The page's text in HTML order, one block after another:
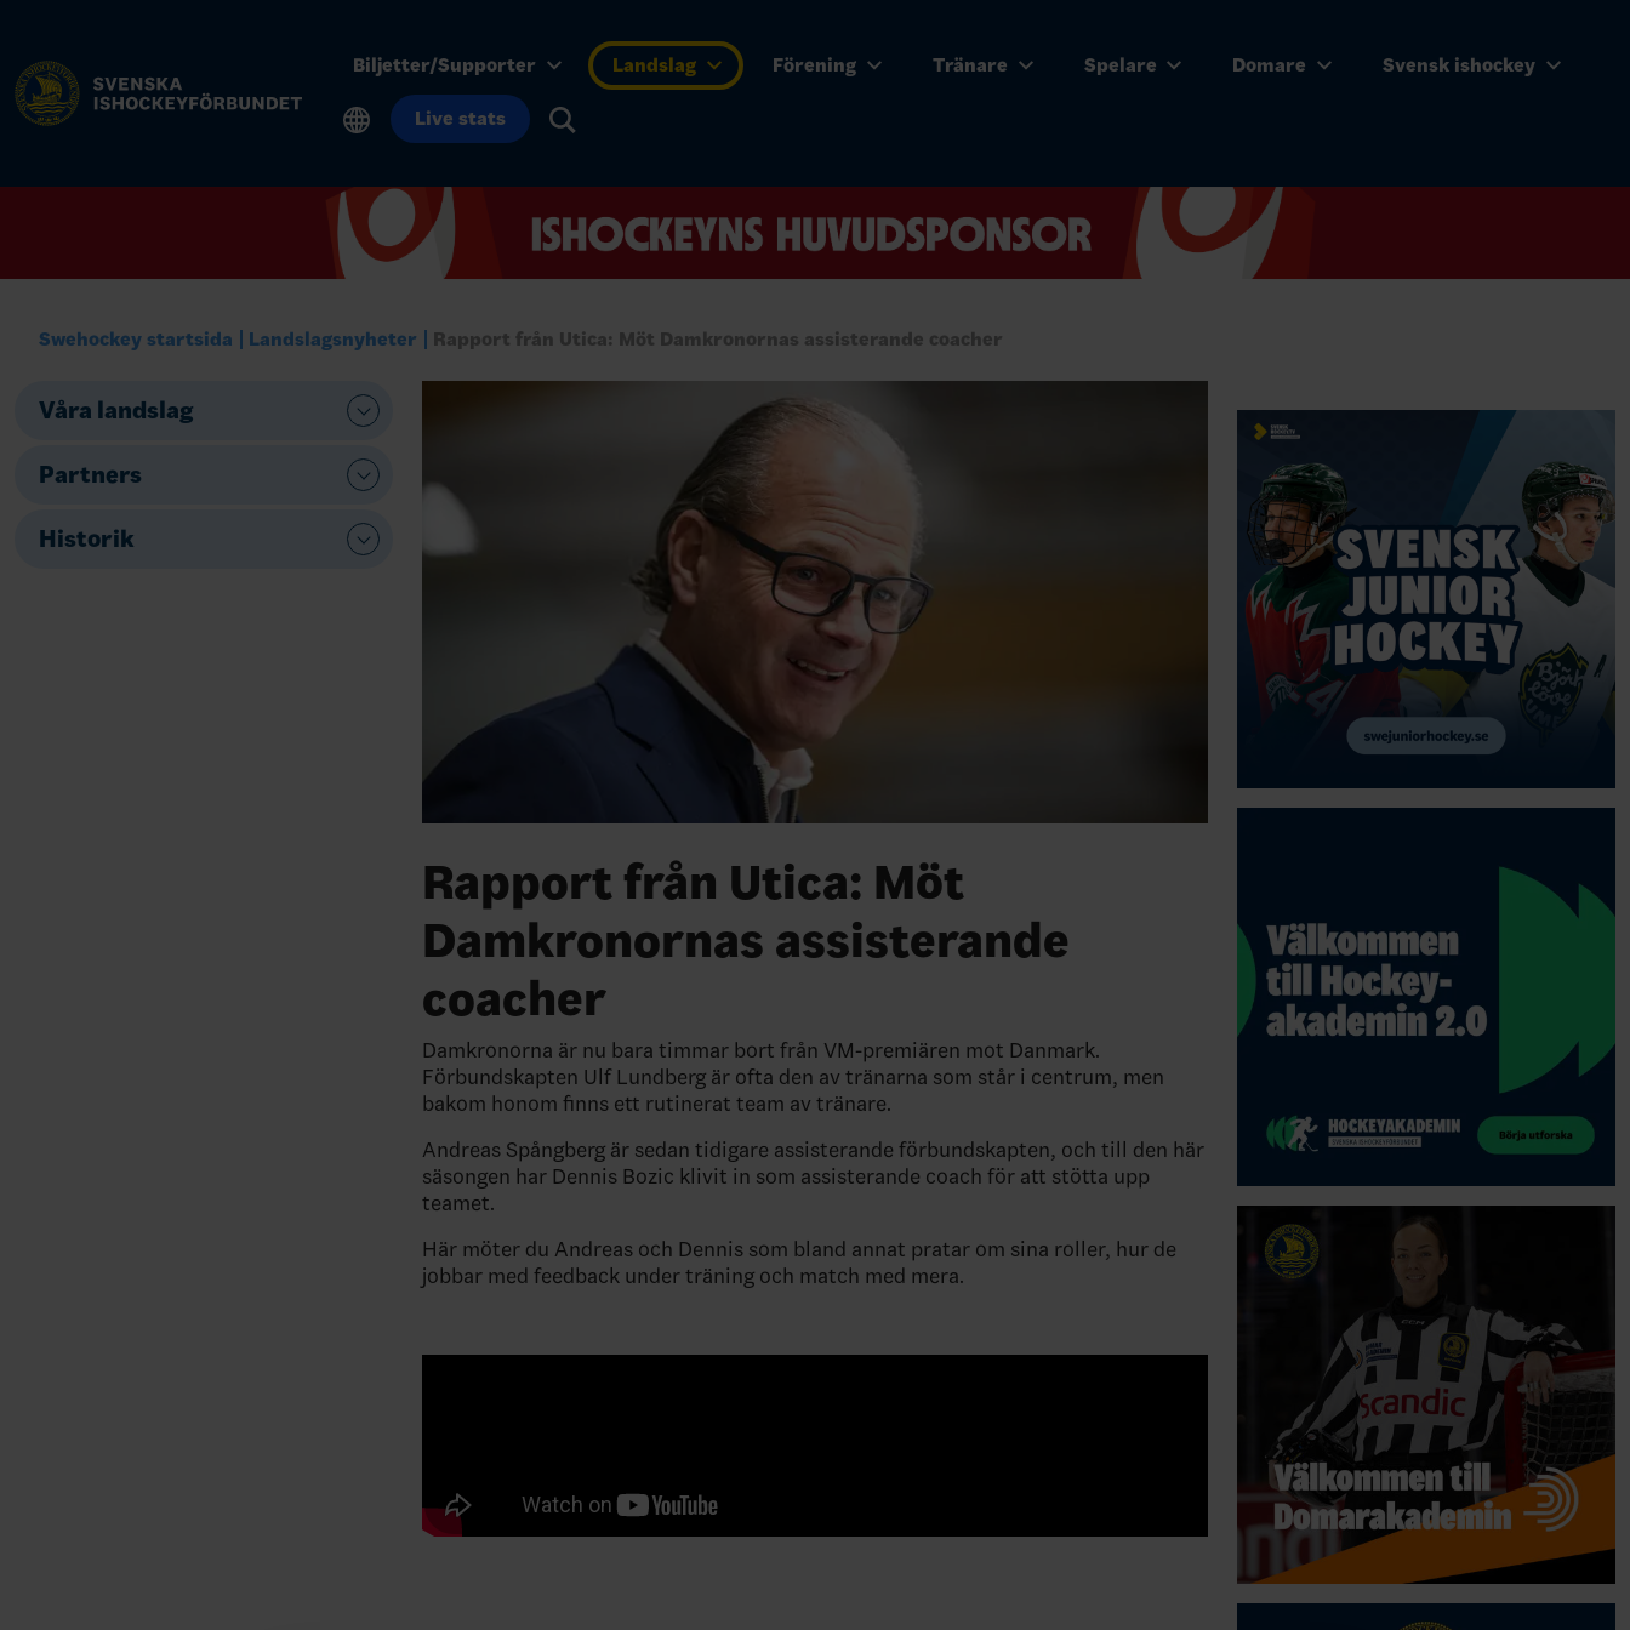
Biljetter/Supporter Landslag Förening Tränare Spelare Domare Svensk ishockey
Live stats
Swehockey startsida Landslagsnyheter Rapport från Utica: Möt Damkronornas assisterande coacher
Våra landslag
Partners
Historik
Rapport från Utica: Möt
Damkronornas assisterande
coacher
Damkronorna är nu bara timmar bort från VM-premiären mot Danmark.
Förbundskapten Ulf Lundberg är ofta den av tränarna som står i centrum, men
bakom honom finns ett rutinerat team av tränare.
Andreas Spångberg är sedan tidigare assisterande förbundskapten, och till den här
säsongen har Dennis Bozic klivit in som assisterande coach för att stötta upp
teamet.
Här möter du Andreas och Dennis som bland annat pratar om sina roller, hur de
jobbar med feedback under träning och match med mera.